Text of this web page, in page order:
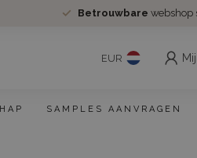
Betrouwbare webshop
EUR
SAMPLES AANVRAGEN